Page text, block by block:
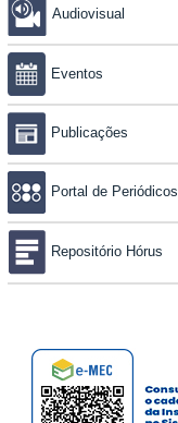
Audiovisual
Eventos
Publicações
Portal de Periódicos
Repositório Hórus